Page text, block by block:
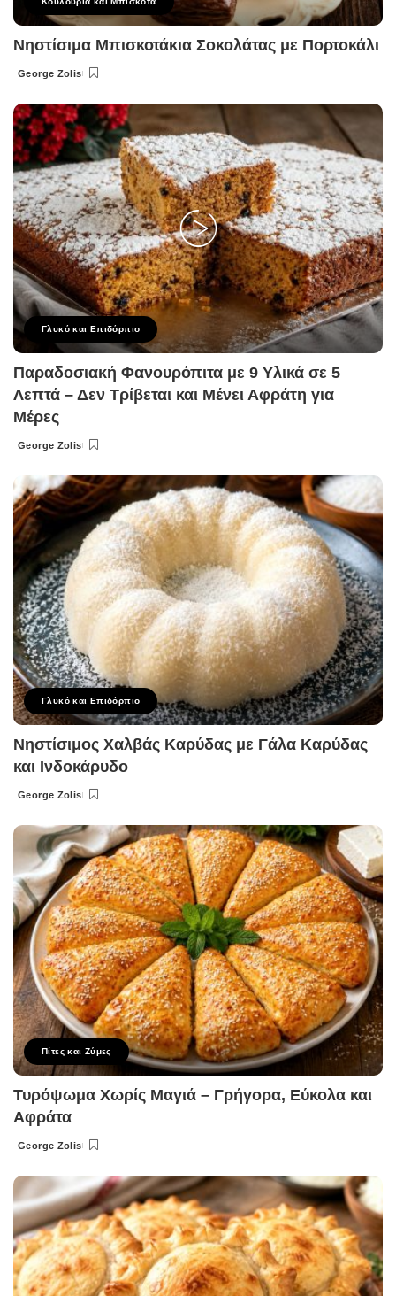
Νηστίσιμα Μπισκοτάκια Σοκολάτας με Πορτοκάλι
Posted
George Zolis
Γλυκό και Επιδόρπιο
Παραδοσιακή Φανουρόπιτα με 9 Υλικά σε 5
Λεπτά – Δεν Τρίβεται και Μένει Αφράτη για
Μέρες
Posted
George Zolis
Γλυκό και Επιδόρπιο
Νηστίσιμος Χαλβάς Καρύδας με Γάλα Καρύδας
και Ινδοκάρυδο
Posted
George Zolis
Πίτες και Ζύμες
Τυρόψωμα Χωρίς Μαγιά – Γρήγορα, Εύκολα και
Αφράτα
Posted
George Zolis